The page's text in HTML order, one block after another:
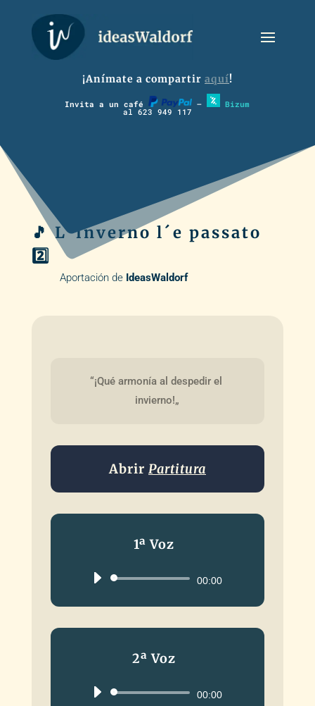
¡Anímate a compartir aquí!
Invita a un café – Bizum
al 623 949 117
🎵 L´inverno l´e passato
2️⃣
Aportación de IdeasWaldorf
“¡Qué armonía al despedir el
invierno!„
Abrir Partitura
1ª Voz
Reproductor00:00
2ª Voz
Reproductor00:00